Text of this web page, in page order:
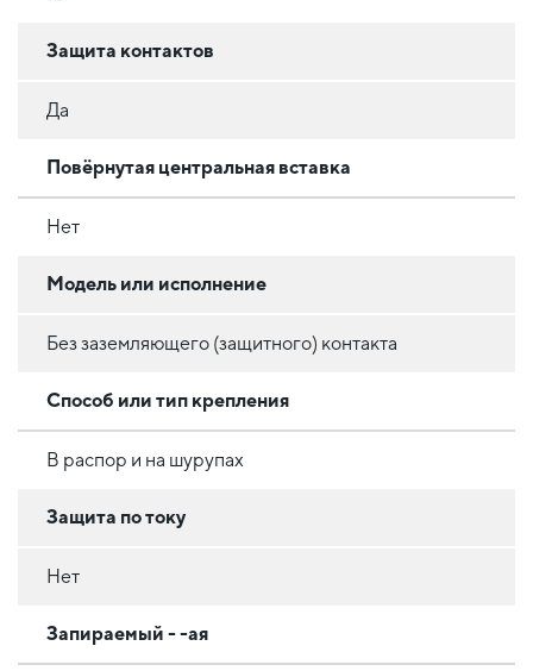
Защита контактов
Да
Повёрнутая центральная вставка
Нет
Модель или исполнение
Без заземляющего (защитного) контакта
Способ или тип крепления
В распор и на шурупах
Защита по току
Нет
Запираемый - -ая